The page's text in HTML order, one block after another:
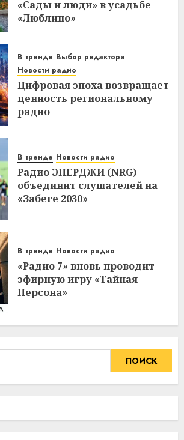
«Сады и люди» в усадьбе
«Люблино»
В тренде Выбор редактора
Новости радио
Цифровая эпоха возвращает
ценность региональному
радио
В тренде Новости радио
Радио ЭНЕРДЖИ (NRG)
объединит слушателей на
«Забеге 2030»
В тренде Новости радио
«Радио 7» вновь проводит
эфирную игру «Тайная
Персона»